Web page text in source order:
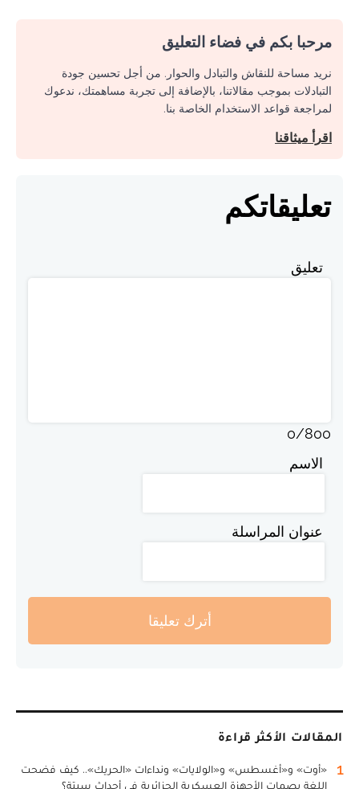
مرحبا بكم في فضاء التعليق
نريد مساحة للنقاش والتبادل والحوار. من أجل تحسين جودة
التبادلات بموجب مقالاتنا، بالإضافة إلى تجربة مساهمتك، ندعوك
لمراجعة قواعد الاستخدام الخاصة بنا.
اقرأ ميثاقنا
تعليقاتكم
تعليق
0/800
الاسم
عنوان المراسلة
أترك تعليقا
المقالات الأكثر قراءة
1
«أوت» و«أغسطس» و«الولايات» ونداءات «الحريك».. كيف فضحت
اللغة بصمات الأجهزة العسكرية الجزائرية في أحداث سبتة؟